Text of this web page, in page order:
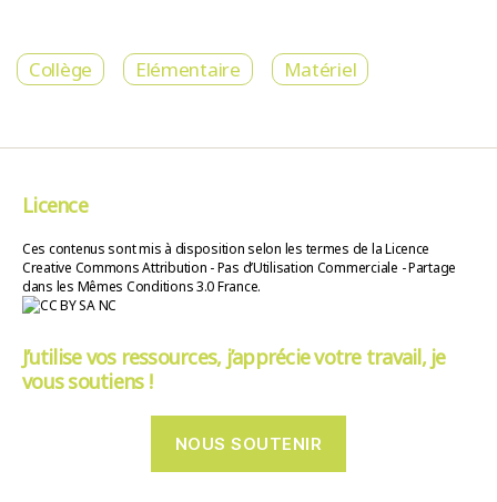
Collège Elémentaire Matériel
Licence
Ces contenus sont mis à disposition selon les termes de la Licence
Creative Commons Attribution - Pas d’Utilisation Commerciale - Partage
dans les Mêmes Conditions 3.0 France.
J’utilise vos ressources, j’apprécie votre travail, je
vous soutiens !
NOUS SOUTENIR